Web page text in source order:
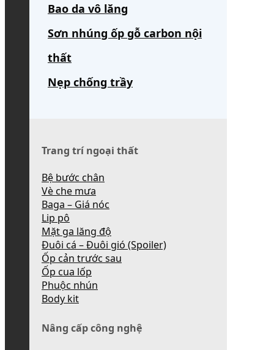
Bao da vô lăng
Sơn nhúng ốp gỗ carbon nội
thất
Nẹp chống trầy
Trang trí ngoại thất
Bệ bước chân
Vè che mưa
Baga – Giá nóc
Lip pô
Mặt ga lăng độ
Đuôi cá – Đuôi gió (Spoiler)
Ốp cản trước sau
Ốp cua lốp
Phuộc nhún
Body kit
Nâng cấp công nghệ